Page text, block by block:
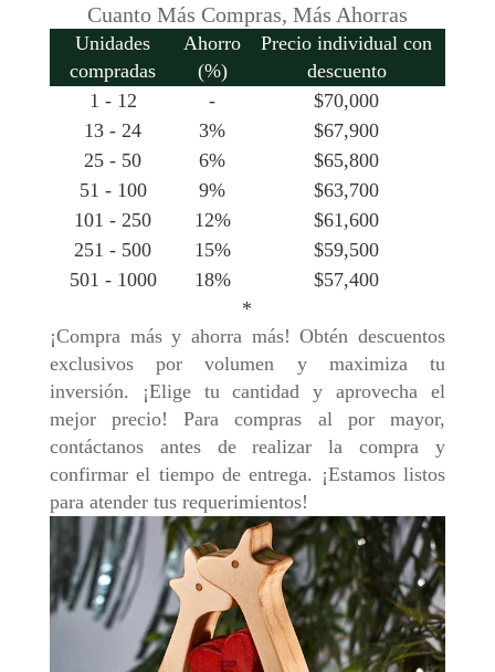
Cuanto Más Compras, Más Ahorras
Unidades
compradas
Ahorro
(%)
Precio individual con
descuento
1 - 12
- $70,000
13 - 24
3% $67,900
25 - 50
6% $65,800
51 - 100
9% $63,700
101 - 250
12% $61,600
251 - 500
15% $59,500
501 - 1000
18% $57,400
*
¡Compra más y ahorra más! Obtén descuentos
exclusivos por volumen y maximiza tu
inversión. ¡Elige tu cantidad y aprovecha el
mejor precio! Para compras al por mayor,
contáctanos antes de realizar la compra y
confirmar el tiempo de entrega. ¡Estamos listos
para atender tus requerimientos!